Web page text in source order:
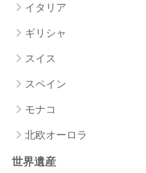
イタリア
ギリシャ
スイス
スペイン
モナコ
北欧オーロラ
世界遺産